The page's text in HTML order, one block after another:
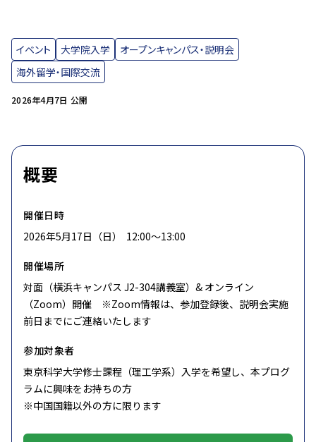
2026年4月7日 公開
イベント 大学院入学
オープンキャンパス・説明会
海外留学・国際交流
概要
開催日時
2026年5月17日（日） 12:00〜13:00
開催場所
対面（横浜キャンパス J2-304講義室）& オンライン
（Zoom）開催 ※Zoom情報は、参加登録後、説明会実施
前日までにご連絡いたします
参加対象者
東京科学大学修士課程（理工学系）入学を希望し、本プログ
ラムに興味をお持ちの方
※中国国籍以外の方に限ります